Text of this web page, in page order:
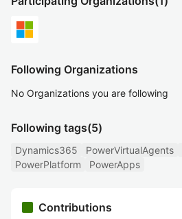
Following Organizations
No Organizations you are following
Following tags(5)
Dynamics365 PowerVirtualAgents
PowerPlatform
PowerApps
Contributions